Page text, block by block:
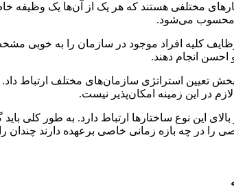
مختلفی هستند که هر یک از آن‌ها یک
محسوب می‌شود.
کلیه افراد موجود در سازمان را به خوبی
احسن انجام دهند.
تعیین استراتژی سازمان‌های مختلف ارتباط
در این زمینه امکان‌پذیر نیست.
بالای این نوع ساختارها ارتباط دارد. به طور
در چه بازه زمانی خاصی برعهده دارند‌ چندان